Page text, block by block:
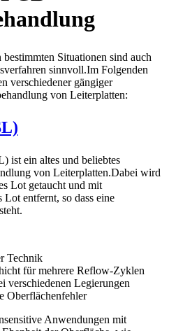
Situationen sind auch
sinnvoll.Im Folgenden
verschiedener gängiger
von Leiterplatten:
ist ein altes und beliebtes
von Leiterplatten.Dabei wird
Lot getaucht und mit
Lot entfernt, so dass eine
Technik
für mehrere Reflow-Zyklen
verschiedenen Legierungen
Oberflächenfehler
Anwendungen mit